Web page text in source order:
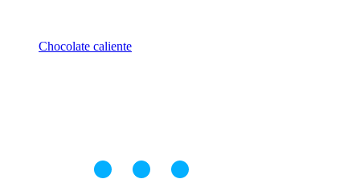
Chocolate caliente